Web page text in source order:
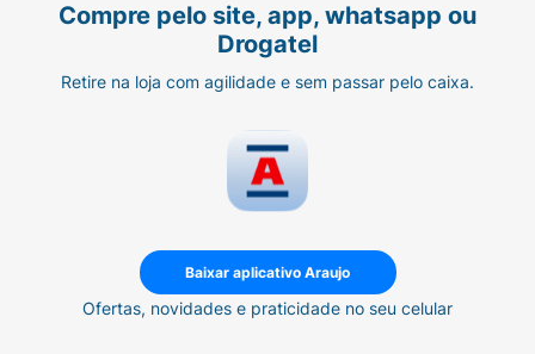
Compre pelo site, app, whatsapp ou
Drogatel
Retire na loja com agilidade e sem passar pelo caixa.
Baixar aplicativo Araujo
Ofertas, novidades e praticidade no seu celular